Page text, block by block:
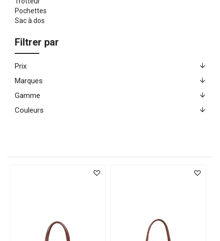
Pochettes
Sac à dos
Filtrer par
Prix
Marques
Gamme
Couleurs